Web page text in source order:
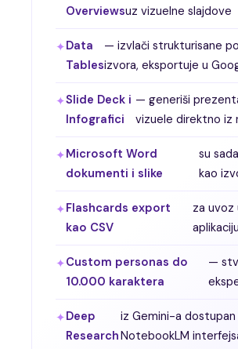
Overviewsuz vizuelne slajdove
Data
Tables
— izvlači strukturisane
izvora, eksportuje u
Slide Deck i
Infografici
— generiši
vizuele direktno iz
Microsoft Word
dokumenti i slike
su
kao
Flashcards export
kao CSV
za uvoz
aplikaciju
Custom personas do
10.000 karaktera
—
Deep
Research
iz Gemini-a
NotebookLM